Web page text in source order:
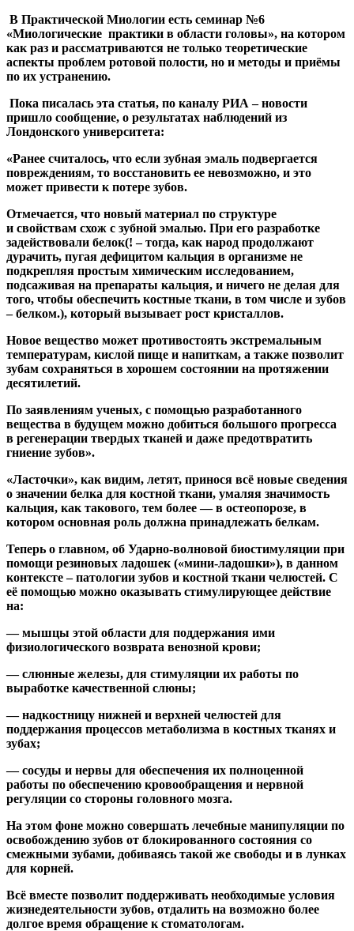
В Практической Миологии есть семинар №6
«Миологические практики в области головы», на котором
как раз и рассматриваются не только теоретические
аспекты проблем ротовой полости, но и методы и приёмы
по их устранению.
Пока писалась эта статья, по каналу РИА – новости
пришло сообщение, о результатах наблюдений из
Лондонского университета:
«Ранее считалось, что если зубная эмаль подвергается
повреждениям, то восстановить ее невозможно, и это
может привести к потере зубов.
Отмечается, что новый материал по структуре
и свойствам схож с зубной эмалью. При его разработке
задействовали белок(! – тогда, как народ продолжают
дурачить, пугая дефицитом кальция в организме не
подкрепляя простым химическим исследованием,
подсаживая на препараты кальция, и ничего не делая для
того, чтобы обеспечить костные ткани, в том числе и зубов
– белком.), который вызывает рост кристаллов.
Новое вещество может противостоять экстремальным
температурам, кислой пище и напиткам, а также позволит
зубам сохраняться в хорошем состоянии на протяжении
десятилетий.
По заявлениям ученых, с помощью разработанного
вещества в будущем можно добиться большого прогресса
в регенерации твердых тканей и даже предотвратить
гниение зубов».
«Ласточки», как видим, летят, принося всё новые сведения
о значении белка для костной ткани, умаляя значимость
кальция, как такового, тем более — в остеопорозе, в
котором основная роль должна принадлежать белкам.
Теперь о главном, об Ударно-волновой биостимуляции при
помощи резиновых ладошек («мини-ладошки»), в данном
контексте – патологии зубов и костной ткани челюстей. С
её помощью можно оказывать стимулирующее действие
на:
— мышцы этой области для поддержания ими
физиологического возврата венозной крови;
— слюнные железы, для стимуляции их работы по
выработке качественной слюны;
— надкостницу нижней и верхней челюстей для
поддержания процессов метаболизма в костных тканях и
зубах;
— сосуды и нервы для обеспечения их полноценной
работы по обеспечению кровообращения и нервной
регуляции со стороны головного мозга.
На этом фоне можно совершать лечебные манипуляции по
освобождению зубов от блокированного состояния со
смежными зубами, добиваясь такой же свободы и в лунках
для корней.
Всё вместе позволит поддерживать необходимые условия
жизнедеятельности зубов, отдалить на возможно более
долгое время обращение к стоматологам.